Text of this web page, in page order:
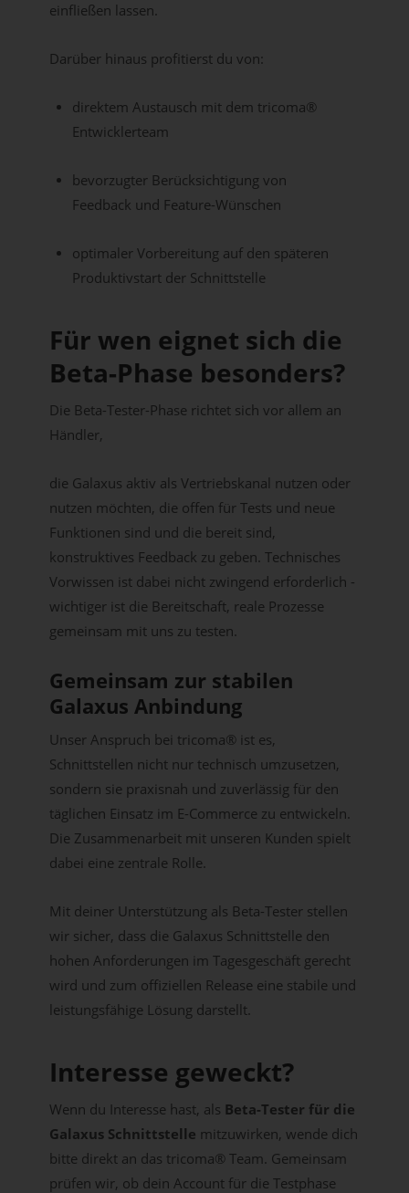
einfließen lassen.
Darüber hinaus profitierst du von:
direktem Austausch mit dem tricoma®
Entwicklerteam
bevorzugter Berücksichtigung von
Feedback und Feature-Wünschen
optimaler Vorbereitung auf den späteren
Produktivstart der Schnittstelle
Für wen eignet sich die
Beta-Phase besonders?
Die Beta-Tester-Phase richtet sich vor allem an
Händler,
die Galaxus aktiv als Vertriebskanal nutzen oder
nutzen möchten, die offen für Tests und neue
Funktionen sind und die bereit sind,
konstruktives Feedback zu geben. Technisches
Vorwissen ist dabei nicht zwingend erforderlich -
wichtiger ist die Bereitschaft, reale Prozesse
gemeinsam mit uns zu testen.
Gemeinsam zur stabilen
Galaxus Anbindung
Unser Anspruch bei tricoma® ist es,
Schnittstellen nicht nur technisch umzusetzen,
sondern sie praxisnah und zuverlässig für den
täglichen Einsatz im E-Commerce zu entwickeln.
Die Zusammenarbeit mit unseren Kunden spielt
dabei eine zentrale Rolle.
Mit deiner Unterstützung als Beta-Tester stellen
wir sicher, dass die Galaxus Schnittstelle den
hohen Anforderungen im Tagesgeschäft gerecht
wird und zum offiziellen Release eine stabile und
leistungsfähige Lösung darstellt.
Interesse geweckt?
Wenn du Interesse hast, als Beta-Tester für die
Galaxus Schnittstelle mitzuwirken, wende dich
bitte direkt an das tricoma® Team. Gemeinsam
prüfen wir, ob dein Account für die Testphase